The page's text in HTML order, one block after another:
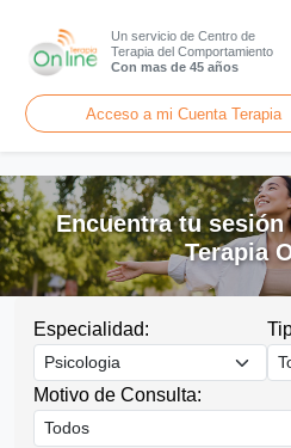
Un servicio de Centro de
Terapia del Comportamiento
Con mas de 45 años
Acceso a mi Cuenta Terapia
Encuentra tu
Terapia
Especialidad:
Motivo de Consulta: